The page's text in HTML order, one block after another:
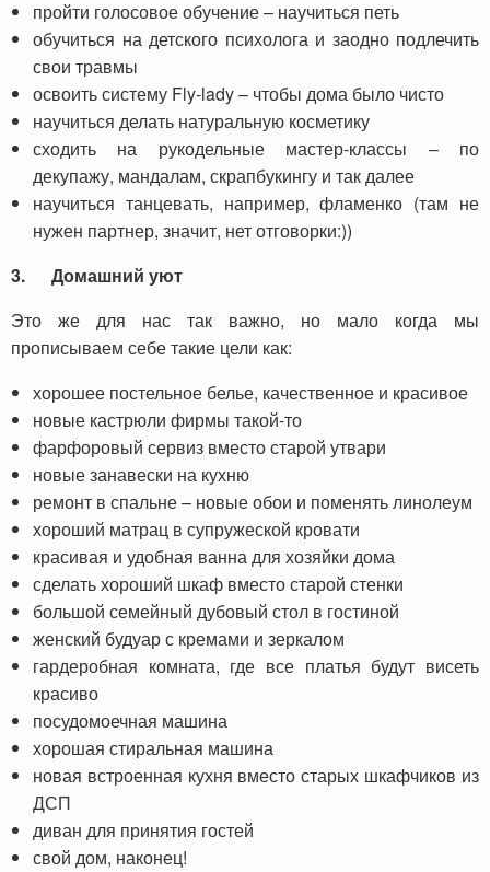
пройти голосовое обучение – научиться петь
обучиться на детского психолога и заодно подлечить
свои травмы
освоить систему Fly-lady – чтобы дома было чисто
научиться делать натуральную косметику
сходить на рукодельные мастер-классы – по
декупажу, мандалам, скрапбукингу и так далее
научиться танцевать, например, фламенко (там не
нужен партнер, значит, нет отговорки:))
3. Домашний уют
Это же для нас так важно, но мало когда мы
прописываем себе такие цели как:
хорошее постельное белье, качественное и красивое
новые кастрюли фирмы такой-то
фарфоровый сервиз вместо старой утвари
новые занавески на кухню
ремонт в спальне – новые обои и поменять линолеум
хороший матрац в супружеской кровати
красивая и удобная ванна для хозяйки дома
сделать хороший шкаф вместо старой стенки
большой семейный дубовый стол в гостиной
женский будуар с кремами и зеркалом
гардеробная комната, где все платья будут висеть
красиво
посудомоечная машина
хорошая стиральная машина
новая встроенная кухня вместо старых шкафчиков из
ДСП
диван для принятия гостей
свой дом, наконец!